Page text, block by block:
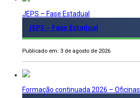
JEPS – Fase Estadual
JEPS – Fase Estadual
Publicado em: 3 de agosto de 2026
Formação continuada 2026 – Oficinas